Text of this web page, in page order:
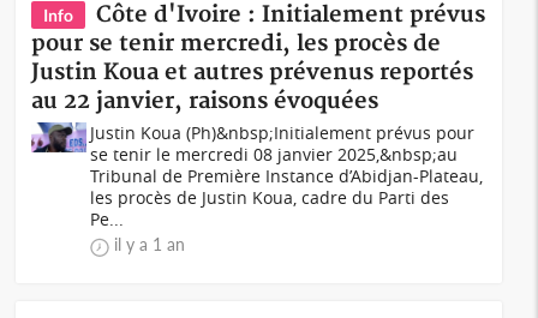
Info
Côte d'Ivoire : Initialement prévus
pour se tenir mercredi, les procès de
Justin Koua et autres prévenus reportés
au 22 janvier, raisons évoquées
Justin Koua (Ph)&nbsp;Initialement prévus pour
se tenir le mercredi 08 janvier 2025,&nbsp;au
Tribunal de Première Instance d’Abidjan-Plateau,
les procès de Justin Koua, cadre du Parti des
Pe...
il y a 1 an